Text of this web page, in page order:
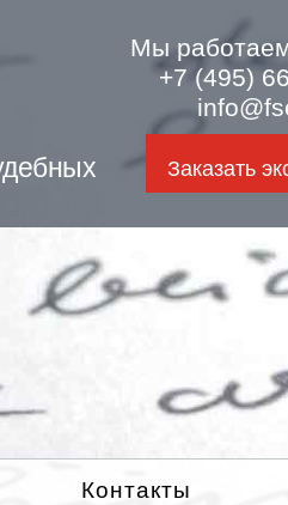
Мы
+7 (495)
Заказать
Контакты